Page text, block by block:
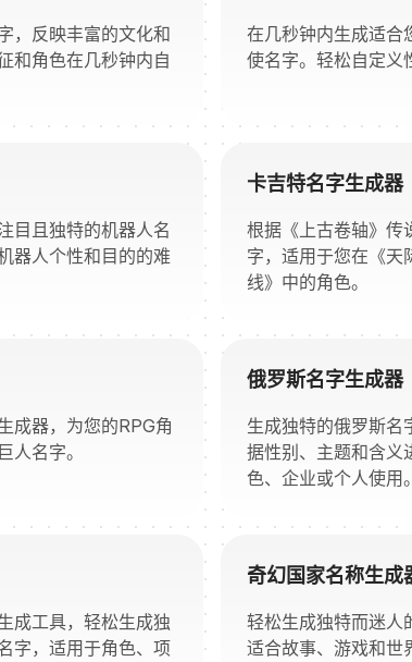
，反映丰富的文化和
和角色在几秒钟内自
在几秒钟内生成适合
使名字。轻松自定义
目且独特的机器人名
器人个性和目的的难
卡吉特名字生成器
根据《上古卷轴》传
字，适用于您在《天
线》中的角色。
成器，为您的RPG角
人名字。
俄罗斯名字生成器
生成独特的俄罗斯名
据性别、主题和含义
色、企业或个人使用。
成工具，轻松生成独
字，适用于角色、项
奇幻国家名称生成
轻松生成独特而迷人
适合故事、游戏和世